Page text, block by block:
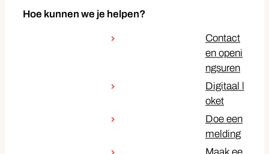
Hoe kunnen we je helpen?
Contact
en openi
ngsuren
Digitaal l
oket
Doe een
melding